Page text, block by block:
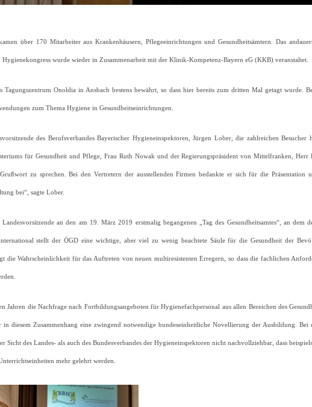
über 170 Mitarbeiter aus Krankenhäusern, Pflegeeinrichtungen und Gesundheitsämtern. Das
wurde wieder in Zusammenarbeit mit der Klinik-Kompetenz-Bayern eG (KKB) veranstaltet.
Tagungszentrum Onoldia in Ansbach bestens bewährt, so dass hier bereits zum dritten Mal getagt wurde.
zum Thema Hygiene in Gesundheitseinrichtungen.
des Berufsverbandes Bayerischer Hygieneinspektoren, Jürgen Lober, die zahlreichen Besucher
für Gesundheit und Pflege, Frau Ruth Nowak und der Regierungspräsident von Mittelfranken,
zu sprechen. Bei den Vertretern der ausstellenden Firmen bedankte er sich für die Präsentation
bei“, sagte Lober.
an den am 19. März 2019 erstmalig begangenen „Tag des Gesundheitsamtes“, an dem
stellt der ÖGD eine wichtige, aber viel zu wenig beachtete Säule für die Gesundheit der
die Wahrscheinlichkeit für das Auftreten von neuen multiresistenten Erregern, so dass die fachlichen
Jahren die Nachfrage nach Fortbildungsangeboten für Hygienefachpersonal aus allen Bereichen des
diesem Zusammenhang eine zwingend notwendige bundeseinheitliche Novellierung der Ausbildung.
Sicht des Landes- als auch des Bundesverbandes der Hygieneinspektoren nicht nachvollziehbar, dass
mehr gelehrt werden.